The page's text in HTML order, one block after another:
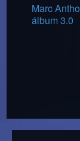
Marc
álbum 3.0